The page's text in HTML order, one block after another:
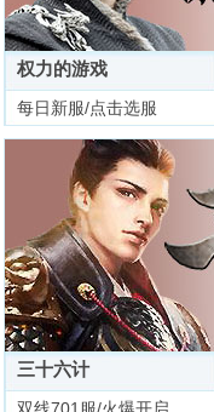
权力的游戏
每日新服/点击选服
三十六计